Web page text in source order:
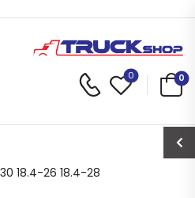
0 0
30 18.4-26 18.4-28